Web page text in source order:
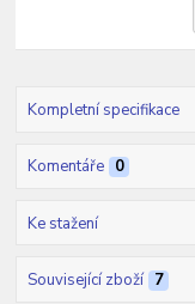
Kompletní specifikace
Komentáře 0
Ke stažení
Související zboží 7